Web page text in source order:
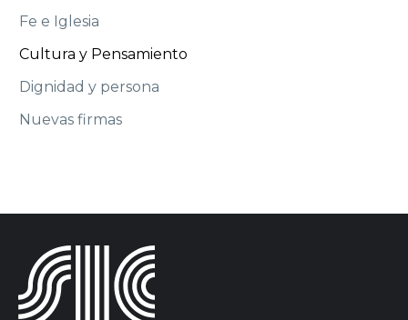
Fe e Iglesia
Cultura y Pensamiento
Dignidad y persona
Nuevas firmas